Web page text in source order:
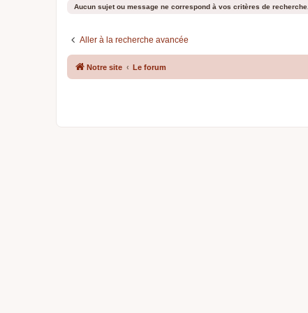
Aucun sujet ou message ne correspond à vos critères de recherche.
Aller à la recherche avancée
Notre site Le forum